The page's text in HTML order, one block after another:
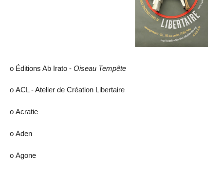
ο Éditions Ab Irato - Oiseau Tempête
ο ACL - Atelier de Création Libertaire
ο Acratie
ο Aden
ο Agone